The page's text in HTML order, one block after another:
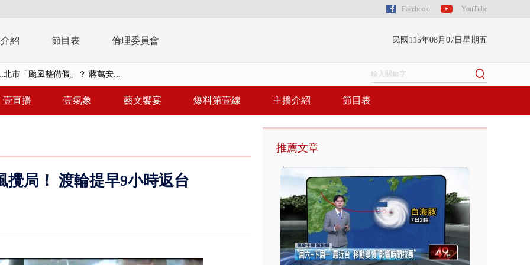
Facebook YouTube
紹 節目表 倫理委員會 民國115年08月07日星期五
北市「颱風整備假」？ 蔣萬安...
豚進逼！ 外圍雲系影響 北部...
壹直播 壹氣象 藝文饗宴 爆料第壹線 主播介紹 節目表
攪局！ 渡輪提早9小時返台
推薦文章